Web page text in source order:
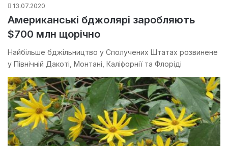
13.07.2020
Американські бджолярі заробляють
$700 млн щорічно
Найбільше бджільництво у Сполучених Штатах розвинене
у Північній Дакоті, Монтані, Каліфорнії та Флоріді